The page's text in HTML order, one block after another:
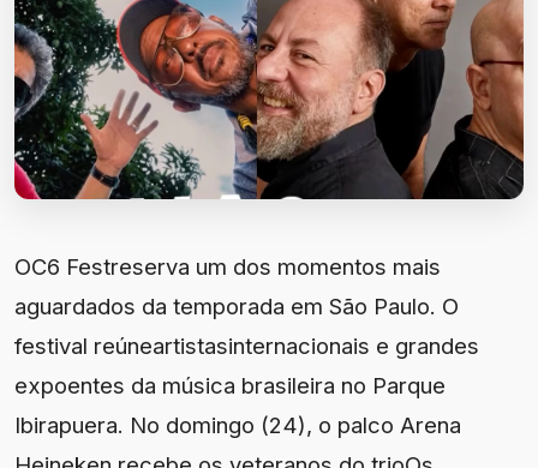
OC6 Festreserva um dos momentos mais
aguardados da temporada em São Paulo. O
festival reúneartistasinternacionais e grandes
expoentes da música brasileira no Parque
Ibirapuera. No domingo (24), o palco Arena